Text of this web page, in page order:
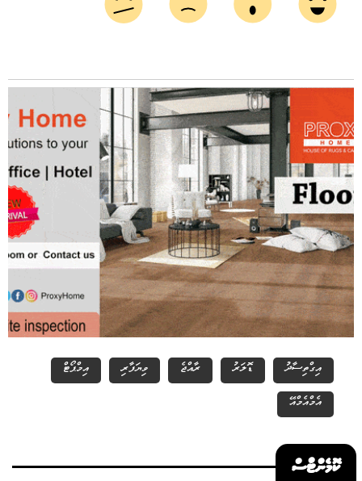
އިގްތިސާދު ޑޮލަރު ރާއްޖެ ވިޔަފާރި
އިމްޕޯޓް
އެމްއެމްއޭ
ކޮމެންޓްސް